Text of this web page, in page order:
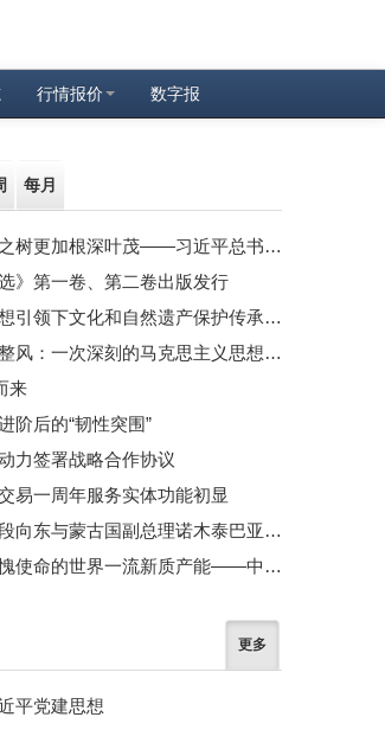
行情报价 数字报
每月
让中朝传统友谊之树更加根深叶茂——习近平总书记对朝鲜进行国事访问纪实
》第一卷、第二卷出版发行
在习近平文化思想引领下文化和自然遗产保护传承利用工作开创新局面
伟大征程丨延安整风：一次深刻的马克思主义思想教育运动
来
阶后的“韧性突围”
力签署战略合作协议
易一周年服务实体功能初显
中铝集团董事长段向东与蒙古国副总理诺木泰巴亚尔举行会谈
锻造无愧时代无愧使命的世界一流新质产能——中国有色金属工业的战略应对与破局之道（二）
更多
平党建思想